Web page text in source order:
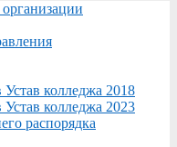
колледжа 2018
колледжа 2023
распорядка